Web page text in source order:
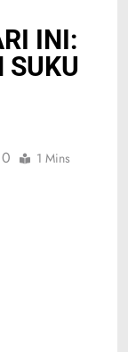
INI:
SUKU
0 1 Mins